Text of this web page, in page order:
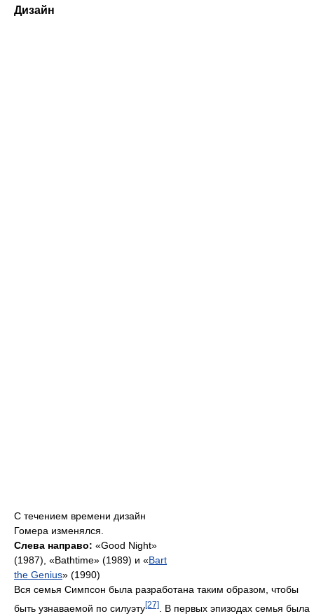
Дизайн
С течением времени дизайн
Гомера изменялся.
Слева направо: «Good Night»
(1987), «Bathtime» (1989) и «Bart
the Genius» (1990)
Вся семья Симпсон была разработана таким образом, чтобы
быть узнаваемой по силуэту[27]
. В первых эпизодах семья была